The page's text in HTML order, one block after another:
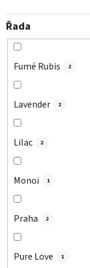
Řada
Fumé Rubis 2
Lavender 2
Lilac 2
Monoï 1
Praha 2
Pure Love 1